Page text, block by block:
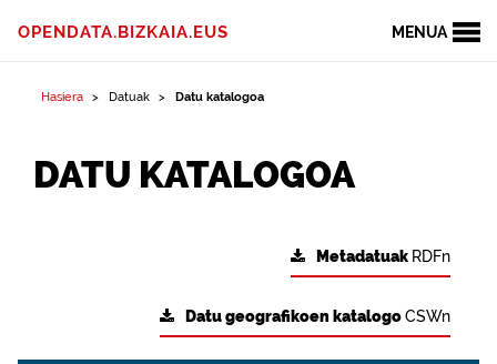
MENUA
OPENDATA.BIZKAIA.EUS
Hasiera Datuak Datu katalogoa
DATU KATALOGOA
Metadatuak RDFn
Datu geografikoen katalogoCSWn